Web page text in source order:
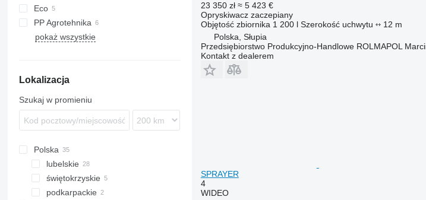
2500
3000
Stentor
Eco
Leeb
PP Agrotehnika
Tecnis
pokaż wszystkie
Lokalizacja
Szukaj w promieniu
Polska
lubelskie
Lublin
Łuków
świętokrzyskie
Słupia
podkarpackie
23 350 zł ≈ 5 423 €
Opryskiwacz zaczepiany
Objętość zbiornika 1 200 l Szerokość uchwytu
12 m
Polska, Słupia
Przedsiębiorstwo Produkcyjno-Handlowe ROLMAPOL
Kontakt z dealerem
SPRAYER
4
WIDEO